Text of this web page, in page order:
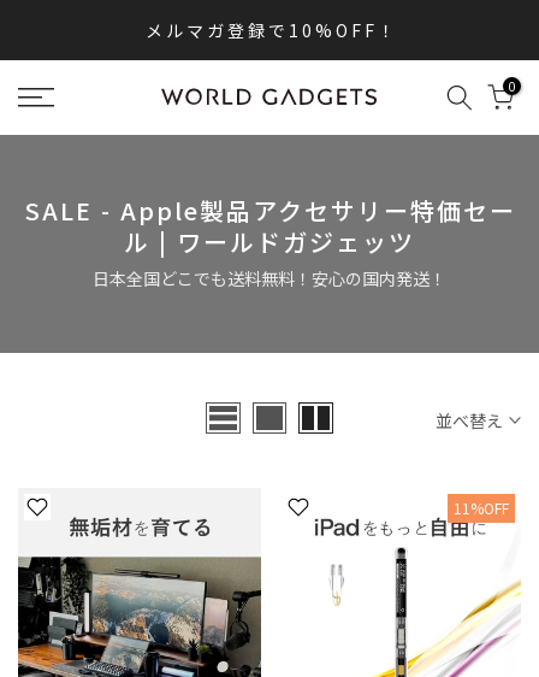
へ
ス
キ
ッ
メ ル マ ガ 登 録 で 1 0 % O F F ！
0
SALE - Apple製品アクセサリー特価セー
ル | ワールドガジェッツ
日本全国どこでも送料無料！安心の国内発送！
並べ替え
11%OFF